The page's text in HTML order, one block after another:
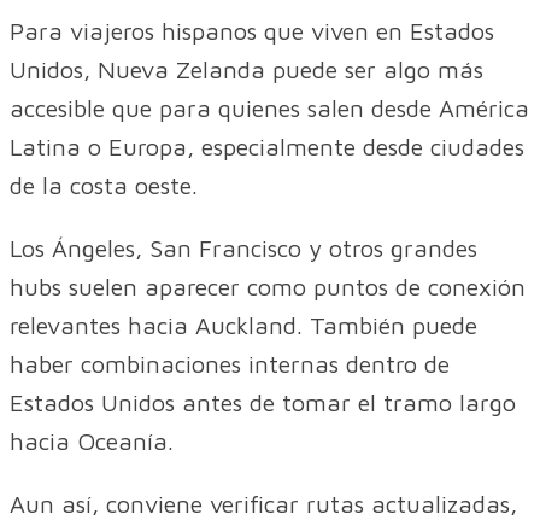
Para viajeros hispanos que viven en Estados
Unidos, Nueva Zelanda puede ser algo más
accesible que para quienes salen desde América
Latina o Europa, especialmente desde ciudades
de la costa oeste.
Los Ángeles, San Francisco y otros grandes
hubs suelen aparecer como puntos de conexión
relevantes hacia Auckland. También puede
haber combinaciones internas dentro de
Estados Unidos antes de tomar el tramo largo
hacia Oceanía.
Aun así, conviene verificar rutas actualizadas,